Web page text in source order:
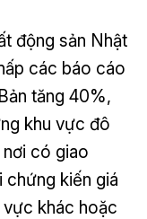
động sản Nhật
các báo cáo
tăng 40%,
khu vực đô
có giao
kiến ​​giá
vực khác hoặc